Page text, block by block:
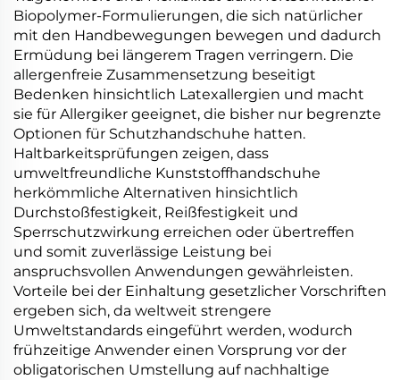
Biopolymer-Formulierungen, die sich natürlicher
mit den Handbewegungen bewegen und dadurch
Ermüdung bei längerem Tragen verringern. Die
allergenfreie Zusammensetzung beseitigt
Bedenken hinsichtlich Latexallergien und macht
sie für Allergiker geeignet, die bisher nur begrenzte
Optionen für Schutzhandschuhe hatten.
Haltbarkeitsprüfungen zeigen, dass
umweltfreundliche Kunststoffhandschuhe
herkömmliche Alternativen hinsichtlich
Durchstoßfestigkeit, Reißfestigkeit und
Sperrschutzwirkung erreichen oder übertreffen
und somit zuverlässige Leistung bei
anspruchsvollen Anwendungen gewährleisten.
Vorteile bei der Einhaltung gesetzlicher Vorschriften
ergeben sich, da weltweit strengere
Umweltstandards eingeführt werden, wodurch
frühzeitige Anwender einen Vorsprung vor der
obligatorischen Umstellung auf nachhaltige